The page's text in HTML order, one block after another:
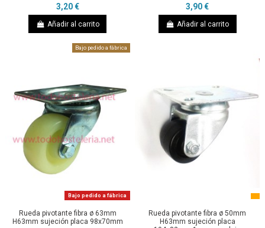
3,20 €
Añadir al carrito
3,90 €
Añadir al carrito
Bajo pedido a fábrica
Bajo pedido a fábrica
Rueda pivotante fibra ø 63mm
H63mm sujeción placa 98x70mm
Rueda pivotante fibra ø 50mm
H63mm sujeción placa